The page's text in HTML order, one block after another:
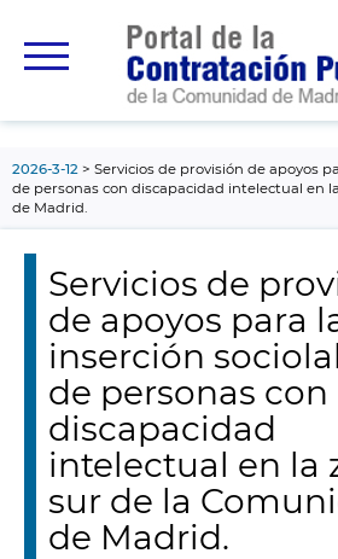
principal
2026-3-12
Servicios de provisión de apoyos
de personas con discapacidad intelectual en
de Madrid.
Servicios de
de apoyos para
inserción
de personas con
discapacidad
intelectual en la
sur de la
de Madrid.